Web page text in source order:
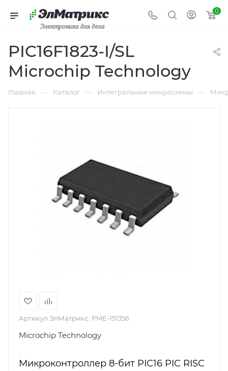
Электроника для дела
0
PIC16F1823-I/SL
Microchip Technology
Главная — Каталог — Интегральные микросхемы —
Артикул ЭлМатрикс: PME-151356
Microchip Technology
Микроконтроллер 8-бит PIC16 PIC RISC